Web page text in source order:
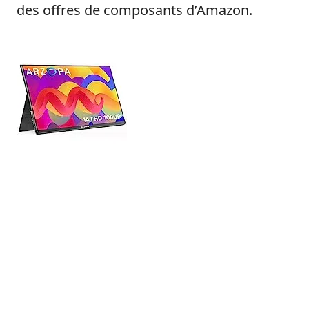
des offres de composants d’Amazon.